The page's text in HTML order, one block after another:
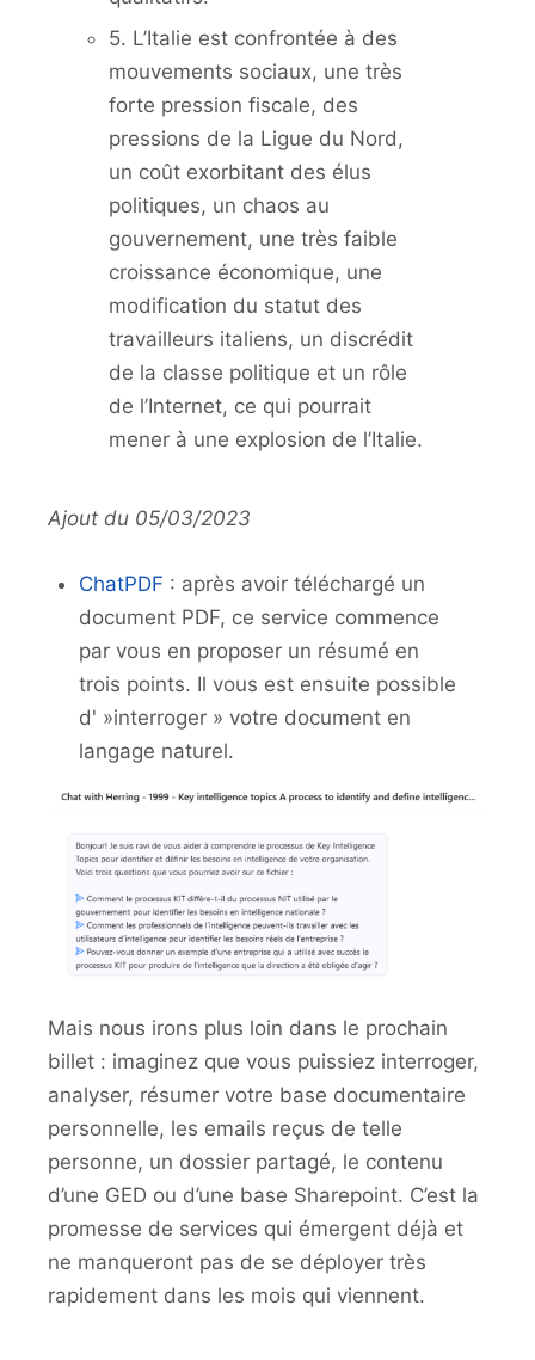
5. L’Italie est confrontée à des
mouvements sociaux, une très
forte pression fiscale, des
pressions de la Ligue du Nord,
un coût exorbitant des élus
politiques, un chaos au
gouvernement, une très faible
croissance économique, une
modification du statut des
travailleurs italiens, un discrédit
de la classe politique et un rôle
de l’Internet, ce qui pourrait
mener à une explosion de l’Italie.
Ajout du 05/03/2023
ChatPDF : après avoir téléchargé un
document PDF, ce service commence
par vous en proposer un résumé en
trois points. Il vous est ensuite possible
d' »interroger » votre document en
langage naturel.
Mais nous irons plus loin dans le prochain
billet : imaginez que vous puissiez interroger,
analyser, résumer votre base documentaire
personnelle, les emails reçus de telle
personne, un dossier partagé, le contenu
d’une GED ou d’une base Sharepoint. C’est la
promesse de services qui émergent déjà et
ne manqueront pas de se déployer très
rapidement dans les mois qui viennent.